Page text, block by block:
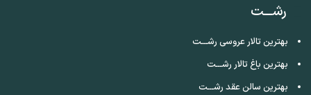
رشـــت
بهترین تالار عروسی رشـــت
بهترین باغ تالار رشـــت
بهترین سالن عقد رشـــت